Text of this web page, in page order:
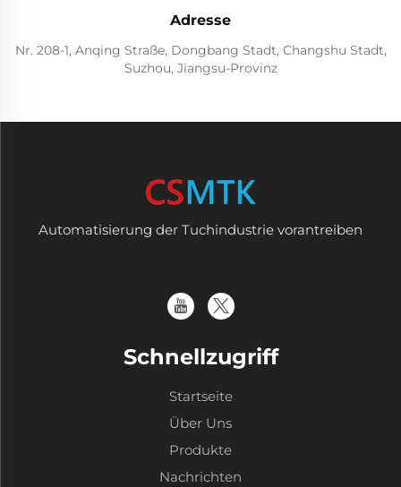
Adresse
Nr. 208-1, Anqing Straße, Dongbang Stadt, Changshu Stadt,
Suzhou, Jiangsu-Provinz
Automatisierung der Tuchindustrie vorantreiben
Schnellzugriff
Startseite
Über Uns
Produkte
Nachrichten